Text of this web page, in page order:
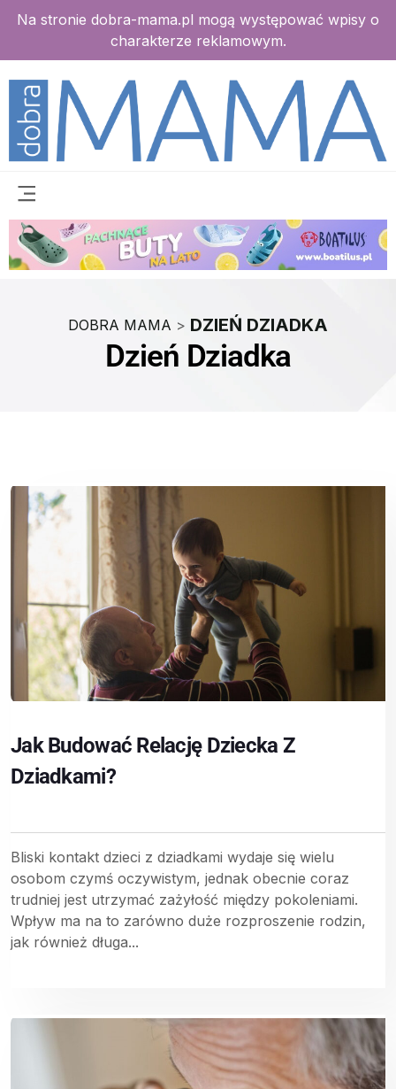
Na stronie dobra-mama.pl mogą występować wpisy o
charakterze reklamowym.
DOBRA MAMA > DZIEŃ DZIADKA
Dzień Dziadka
Jak Budować Relację Dziecka Z
Dziadkami?
Bliski kontakt dzieci z dziadkami wydaje się wielu
osobom czymś oczywistym, jednak obecnie coraz
trudniej jest utrzymać zażyłość między pokoleniami.
Wpływ ma na to zarówno duże rozproszenie rodzin,
jak również długa...